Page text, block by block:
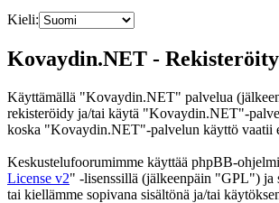
Kieli:
Kovaydin.NET -
Käyttämällä "Kovaydin.NET" palvelua
rekisteröidy ja/tai käytä "Kovaydin.NET"-
koska "Kovaydin.NET"-palvelun käyttö vaatii
Keskustelufoorumimme käyttää phpBB-
License v2" -lisenssillä (jälkeenpäin "GPL") ja
tai kiellämme sopivana sisältönä ja/tai